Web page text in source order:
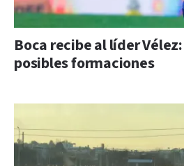
Boca recibe al líder
posibles formaciones